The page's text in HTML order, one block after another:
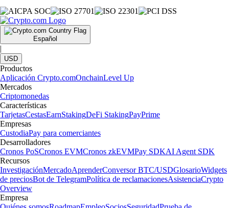
Español
|
USD
Productos
Aplicación Crypto.comOnchainLevel Up
Mercados
Criptomonedas
Características
TarjetasCestasEarnStakingDeFi StakingPayPrime
Empresas
CustodiaPay para comerciantes
Desarrolladores
Cronos PoSCronos EVMCronos zkEVMPay SDKAI Agent SDK
Recursos
InvestigaciónMercadoAprenderConversor BTC/USDGlosarioWidgets
de preciosBot de TelegramPolítica de reclamacionesAsistenciaCrypto
Overview
Empresa